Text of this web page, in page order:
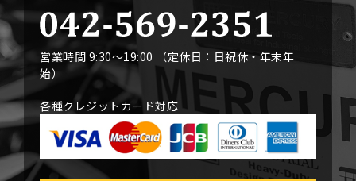
営業時間 9:30〜19:00 （定休日：日祝休・年末年
始）
各種クレジットカード対応